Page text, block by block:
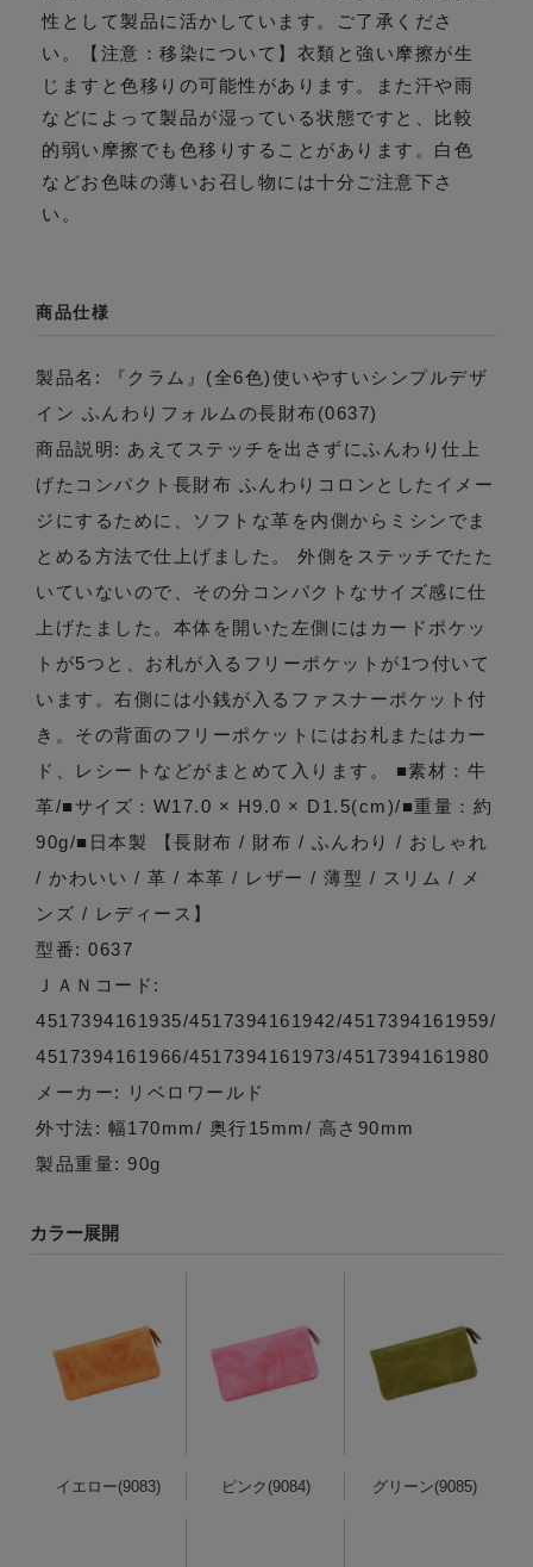
性として製品に活かしています。ご了承くださ
い。【注意：移染について】衣類と強い摩擦が生
じますと色移りの可能性があります。また汗や雨
などによって製品が湿っている状態ですと、比較
的弱い摩擦でも色移りすることがあります。白色
などお色味の薄いお召し物には十分ご注意下さ
い。
商品仕様
製品名: 『クラム』(全6色)使いやすいシンプルデザ
イン ふんわりフォルムの長財布(0637)
商品説明: あえてステッチを出さずにふんわり仕上
げたコンパクト長財布 ふんわりコロンとしたイメー
ジにするために、ソフトな革を内側からミシンでま
とめる方法で仕上げました。 外側をステッチでたた
いていないので、その分コンパクトなサイズ感に仕
上げたました。本体を開いた左側にはカードポケッ
トが5つと、お札が入るフリーポケットが1つ付いて
います。右側には小銭が入るファスナーポケット付
き。その背面のフリーポケットにはお札またはカー
ド、レシートなどがまとめて入ります。 ■素材：牛
革/■サイズ：W17.0 × H9.0 × D1.5(cm)/■重量：約
90g/■日本製 【長財布 / 財布 / ふんわり / おしゃれ
/ かわいい / 革 / 本革 / レザー / 薄型 / スリム / メ
ンズ / レディース】
型番: 0637
ＪＡＮコード:
4517394161935/4517394161942/4517394161959/
4517394161966/4517394161973/4517394161980
メーカー: リベロワールド
外寸法: 幅170mm/ 奥行15mm/ 高さ90mm
製品重量: 90g
カラー展開
イエロー(9083) ピンク(9084) グリーン(9085)